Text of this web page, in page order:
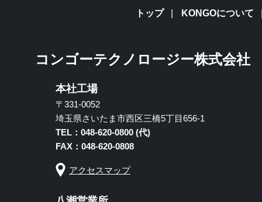
トップ KONGOについて
コンゴーテクノロージー株式会社
本社工場
〒331-0052
埼玉県さいたま市西区三橋5丁目656-1
TEL：048-620-0800 (代)
FAX：048-620-0808
アクセスマップ